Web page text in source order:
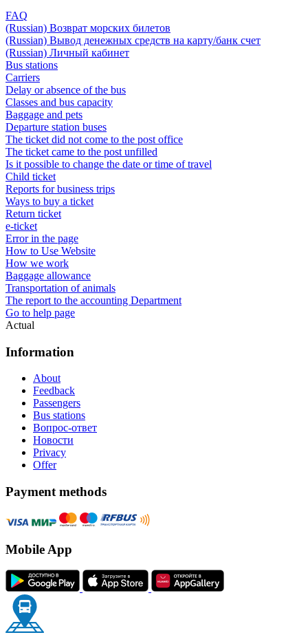
FAQ
(Russian) Возврат морских билетов
(Russian) Вывод денежных средств на карту/банк счет
(Russian) Личный кабинет
Bus stations
Carriers
Delay or absence of the bus
Classes and bus capacity
Baggage and pets
Departure station buses
The ticket did not come to the post office
The ticket came to the post unfilled
Is it possible to change the date or time of travel
Child ticket
Reports for business trips
Ways to buy a ticket
Return ticket
e-ticket
Error in the page
How to Use Website
How we work
Baggage allowance
Transportation of animals
The report to the accounting Department
Go to help page
Actual
Information
About
Feedback
Passengers
Bus stations
Вопрос-ответ
Новости
Privacy
Offer
Payment methods
Mobile App